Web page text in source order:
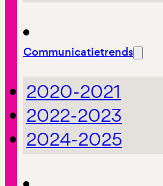
Communicatietrends
2020-2021
2022-2023
2024-2025